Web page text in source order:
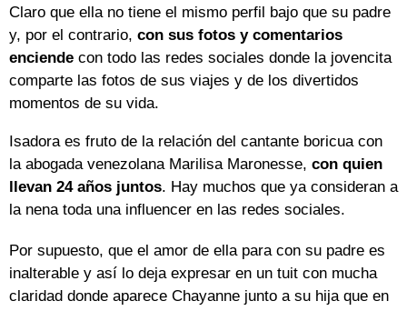
Claro que ella no tiene el mismo perfil bajo que su padre
y, por el contrario, con sus fotos y comentarios
enciende con todo las redes sociales donde la jovencita
comparte las fotos de sus viajes y de los divertidos
momentos de su vida.
Isadora es fruto de la relación del cantante boricua con
la abogada venezolana Marilisa Maronesse, con quien
llevan 24 años juntos. Hay muchos que ya consideran a
la nena toda una influencer en las redes sociales.
Por supuesto, que el amor de ella para con su padre es
inalterable y así lo deja expresar en un tuit con mucha
claridad donde aparece Chayanne junto a su hija que en